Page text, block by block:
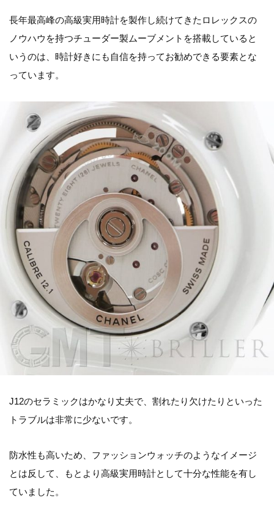
長年最高峰の高級実用時計を製作し続けてきたロレックスの
ノウハウを持つチューダー製ムーブメントを搭載していると
いうのは、時計好きにも自信を持ってお勧めできる要素とな
っています。
J12のセラミックはかなり丈夫で、割れたり欠けたりといった
トラブルは非常に少ないです。
防水性も高いため、ファッションウォッチのようなイメージ
とは反して、もとより高級実用時計として十分な性能を有し
ていました。